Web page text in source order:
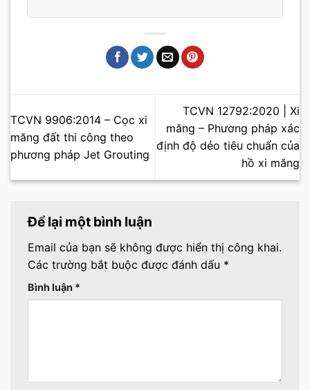
TCVN 9906:2014 – Cọc xi
măng đất thi công theo
phương pháp Jet Grouting
TCVN 12792:2020 | Xi
măng – Phương pháp xác
định độ dẻo tiêu chuẩn của
hồ xi măng
Để lại một bình luận
Email của bạn sẽ không được hiển thị công khai.
Các trường bắt buộc được đánh dấu *
Bình luận *